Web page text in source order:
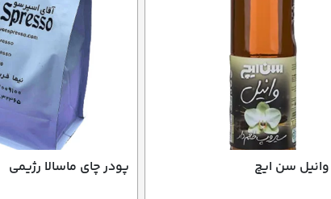
سن ایچ پودر چای ماسالا رژیمی